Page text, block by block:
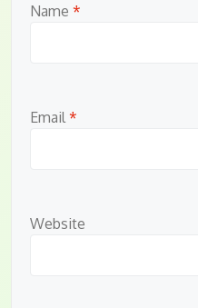
Name *
Email *
Website